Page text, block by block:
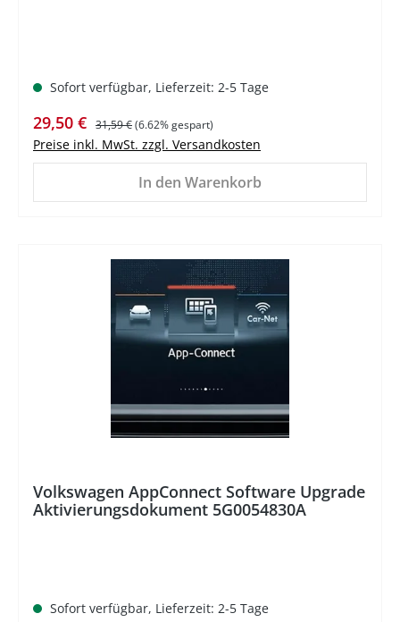
Sofort verfügbar, Lieferzeit: 2-5 Tage
Verkaufspreis:
29,50 € Regulärer Preis:
31,59 €(6.62% gespart)
Preise inkl. MwSt. zzgl. Versandkosten
In den Warenkorb
Volkswagen AppConnect Software Upgrade
Aktivierungsdokument 5G0054830A
Sofort verfügbar, Lieferzeit: 2-5 Tage